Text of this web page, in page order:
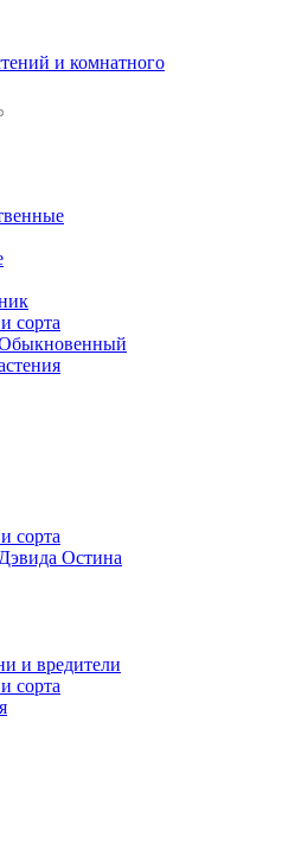
и комнатного
сорта
сорта
Дэвида Остина
и вредители
сорта